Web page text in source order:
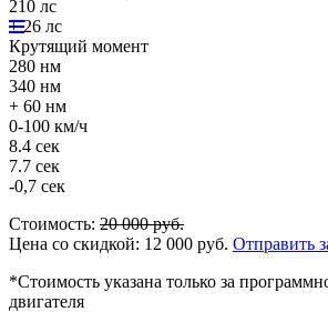
210 лс
+ 26 лс
Крутящий момент
280 нм
340 нм
+ 60 нм
0-100 км/ч
8.4 сек
7.7 сек
-0,7 сек
Стоимость: 20 000руб.
Цена со скидкой: 12 000 руб. Отправить
*Стоимость указана только за
двигателя